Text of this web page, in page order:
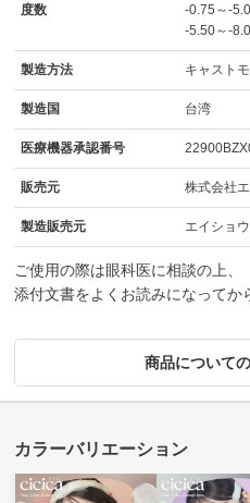
度数
-0.75～-
-5.50～-
製造方法 キャスト
製造国 台湾
医療機器承認番号
販売元 株式会社
製造販売元 エイショ
ご使用の際は眼科医に相談の上、
添付文書をよくお読みになってか
商品について